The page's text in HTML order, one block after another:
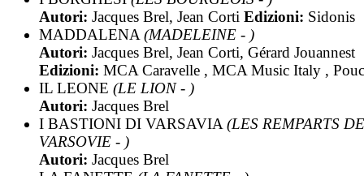
Autori: Jacques Brel, Jean Corti Edizioni: Sidonis
MADDALENA(MADELEINE - )
Autori: Jacques Brel, Jean Corti, Gérard Jouannest
Edizioni: MCA Caravelle , MCA Music Italy ,
IL LEONE (LE LION - )
Autori: Jacques Brel
I BASTIONI DI VARSAVIA(LES REMPARTS DE
VARSOVIE - )
Autori: Jacques Brel